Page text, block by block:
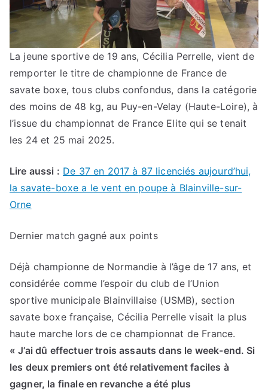
La jeune sportive de 19 ans, Cécilia Perrelle, vient de
remporter le titre de championne de France de
savate boxe, tous clubs confondus, dans la catégorie
des moins de 48 kg, au Puy-en-Velay (Haute-Loire), à
l’issue du championnat de France Elite qui se tenait
les 24 et 25 mai 2025.
Lire aussi : De 37 en 2017 à 87 licenciés aujourd’hui,
la savate-boxe a le vent en poupe à Blainville-sur-
Orne
Dernier match gagné aux points
Déjà championne de Normandie à l’âge de 17 ans, et
considérée comme l’espoir du club de l’Union
sportive municipale Blainvillaise (USMB), section
savate boxe française, Cécilia Perrelle visait la plus
haute marche lors de ce championnat de France.
« J’ai dû effectuer trois assauts dans le week-end. Si
les deux premiers ont été relativement faciles à
gagner, la finale en revanche a été plus